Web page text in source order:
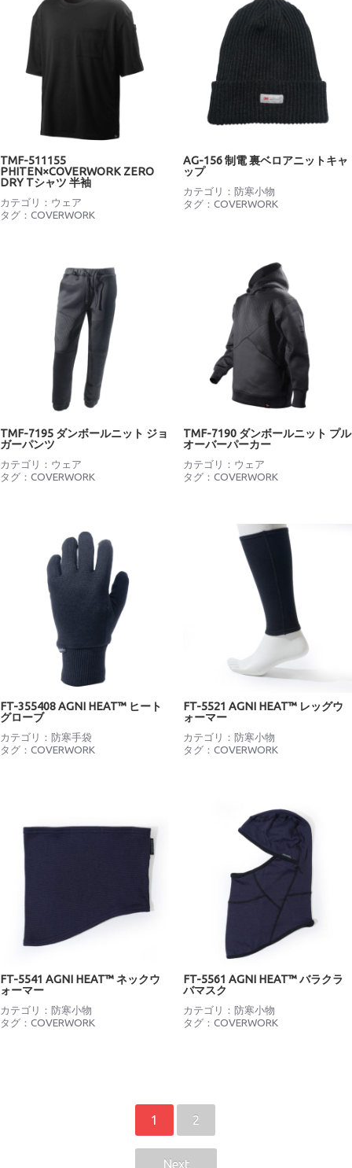
TMF-511155
PHITEN×COVERWORK ZERO
DRY Tシャツ 半袖
カテゴリ： ウェア
タグ： COVERWORK
AG-156 制電 裏ベロアニットキャ
ップ
カテゴリ： 防寒小物
タグ： COVERWORK
TMF-7195 ダンボールニット ジョ
ガーパンツ
カテゴリ： ウェア
タグ： COVERWORK
TMF-7190 ダンボールニット プル
オーバーパーカー
カテゴリ： ウェア
タグ： COVERWORK
FT-355408 AGNI HEAT™ ヒート
グローブ
カテゴリ： 防寒手袋
タグ： COVERWORK
FT-5521 AGNI HEAT™ レッグウ
ォーマー
カテゴリ： 防寒小物
タグ： COVERWORK
FT-5541 AGNI HEAT™ ネックウ
ォーマー
カテゴリ： 防寒小物
タグ： COVERWORK
FT-5561 AGNI HEAT™ バラクラ
バマスク
カテゴリ： 防寒小物
タグ： COVERWORK
1 2
Next